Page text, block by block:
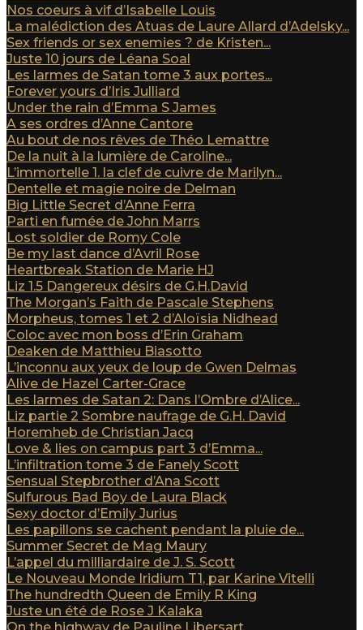
Nos coeurs à vif d’Isabelle Louis
La malédiction des Atuas de Laure Allard d’Adelsky...
Sex friends or sex enemies ? de Kristen...
Juste 10 jours de Léana Soal
Les larmes de Satan tome 3 aux portes...
Forever yours d’Iris Julliard
Under the rain d’Emma S James
A ses ordres d’Anne Cantore
Au bout de nos rêves de Théo Lemattre
De la nuit à la lumière de Caroline...
L’immortelle 1. la clef de cuivre de Marilyn...
Dentelle et magie noire de Delman
Big Little Secret d’Anne Ferra
Parti en fumée de John Marrs
Lost soldier de Romy Cole
Be my last dance d’Avril Rose
Heartbreak Station de Marie HJ
Liz 1.5 Dangereux désirs de G.H.David
The Morgan’s Faith de Pascale Stephens
Morpheus, tomes 1 et 2 d’Aloïsia Nidhead
Coloc avec mon boss d’Erin Graham
Deaken de Matthieu Biasotto
L’inconnu aux yeux de loup de Gwen Delmas
Alive de Hazel Carter-Grace
Les larmes de Satan 2: Dans l’Ombre d’Alice...
Liz partie 2 Sombre naufrage de G.H. David
Horemheb de Christian Jacq
Love & lies on campus part 3 d’Emma...
L’infiltration tome 3 de Fanely Scott
Sensual Stepbrother d’Ana Scott
Sulfurous Bad Boy de Laura Black
Sexy doctor d’Emily Jurius
Les papillons se cachent pendant la pluie de...
Summer Secret de Mag Maury
L’appel du milliardaire de J. S. Scott
Le Nouveau Monde Iridium T1, par Karine Vitelli
The hundredth Queen de Emily R King
Juste un été de Rose J Kalaka